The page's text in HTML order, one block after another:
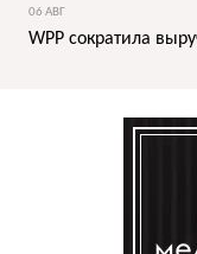
06 АВГ
WPP сократила